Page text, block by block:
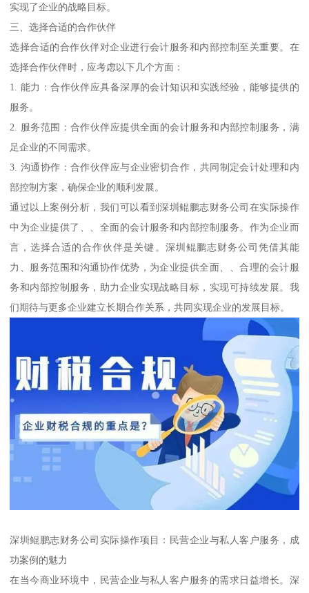
实现了企业的战略目标。
三、选择合适的合作伙伴
选择合适的合作伙伴对企业进行会计服务和内部控制至关重要。在
选择合作伙伴时，应考虑以下几个方面：
1. 能力：合作伙伴应具备深厚的会计知识和实践经验，能够提供的
服务。
2. 服务范围：合作伙伴应提供全面的会计服务和内部控制服务，满
足企业的不同需求。
3. 沟通协作：合作伙伴应与企业密切合作，共同制定会计处理和内
部控制方案，确保企业的顺利发展。
通过以上案例分析，我们可以看到深圳鲲鹏志财务公司在实际操作
中为企业提供了、、全面的会计服务和内部控制服务。作为企业而
言，选择合适的合作伙伴是关键。深圳鲲鹏志财务公司凭借其能
力、服务范围和沟通协作优势，为企业提供全面、、合理的会计服
务和内部控制服务，助力企业实现战略目标，实现可持续发展。我
们期待与更多企业建立长期合作关系，共同实现企业的发展目标。
深圳鲲鹏志财务公司实际操作项目：民营企业与私人客户服务，成
功案例的魅力
在当今商业环境中，民营企业与私人客户服务的需求日益增长。深